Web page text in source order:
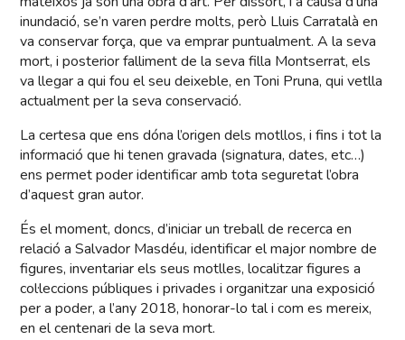
inundació, se’n varen perdre molts, però Lluis Carratalà en
va conservar força, que va emprar puntualment. A la seva
mort, i posterior falliment de la seva filla Montserrat, els
va llegar a qui fou el seu deixeble, en Toni Pruna, qui vetlla
actualment per la seva conservació.
La certesa que ens dóna l’origen dels motllos, i fins i tot la
informació que hi tenen gravada (signatura, dates, etc…)
ens permet poder identificar amb tota seguretat l’obra
d’aquest gran autor.
És el moment, doncs, d’iniciar un treball de recerca en
relació a Salvador Masdéu, identificar el major nombre de
figures, inventariar els seus motlles, localitzar figures a
col·leccions públiques i privades i organitzar una exposició
per a poder, a l’any 2018, honorar-lo tal i com es mereix,
en el centenari de la seva mort.